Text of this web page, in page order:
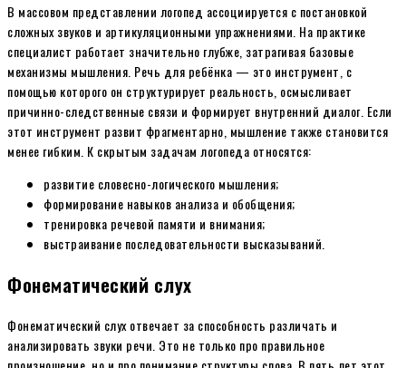
В массовом представлении логопед ассоциируется с постановкой
сложных звуков и артикуляционными упражнениями. На практике
специалист работает значительно глубже, затрагивая базовые
механизмы мышления. Речь для ребёнка — это инструмент, с
помощью которого он структурирует реальность, осмысливает
причинно-следственные связи и формирует внутренний диалог. Если
этот инструмент развит фрагментарно, мышление также становится
менее гибким. К скрытым задачам логопеда относятся:
развитие словесно-логического мышления;
формирование навыков анализа и обобщения;
тренировка речевой памяти и внимания;
выстраивание последовательности высказываний.
Фонематический слух
Фонематический слух отвечает за способность различать и
анализировать звуки речи. Это не только про правильное